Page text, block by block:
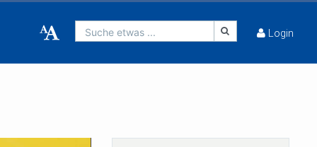
Suche etwas ... Login